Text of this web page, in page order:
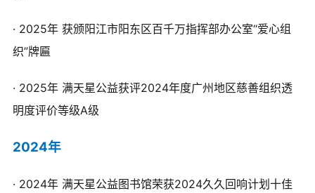
爱心捐赠
加入我们
信息公开
· 2025年 获颁阳江市阳东区百千万指挥部办公室“爱心组
织”牌匾
· 2025年 满天星公益获评2024年度广州地区慈善组织透
明度评价等级A级
2024年
· 2024年 满天星公益图书馆荣获2024久久回响计划十佳